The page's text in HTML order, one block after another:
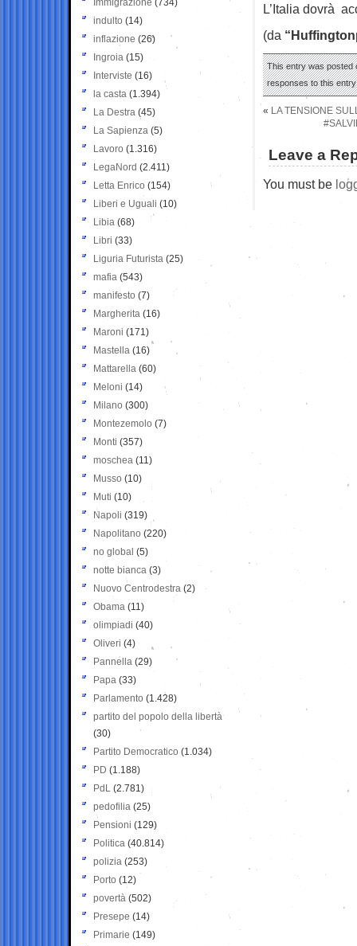
L’Italia dovrà
(da
This entry was posted
responses to this
« LA TENSIONE
Leave a
You must be
Immigrazione (734)
indulto (14)
inflazione (26)
Ingroia (15)
Interviste (16)
la casta (1.394)
La Destra (45)
La Sapienza (5)
Lavoro (1.316)
LegaNord (2.411)
Letta Enrico (154)
Liberi e Uguali (10)
Libia (68)
Libri (33)
Liguria Futurista (25)
mafia (543)
manifesto (7)
Margherita (16)
Maroni (171)
Mastella (16)
Mattarella (60)
Meloni (14)
Milano (300)
Montezemolo (7)
Monti (357)
moschea (11)
Musso (10)
Muti (10)
Napoli (319)
Napolitano (220)
no global (5)
notte bianca (3)
Nuovo Centrodestra (2)
Obama (11)
olimpiadi (40)
Oliveri (4)
Pannella (29)
Papa (33)
Parlamento (1.428)
partito del popolo della libertà
(30)
Partito Democratico (1.034)
PD (1.188)
PdL (2.781)
pedofilia (25)
Pensioni (129)
Politica (40.814)
polizia (253)
Porto (12)
povertà (502)
Presepe (14)
Primarie (149)